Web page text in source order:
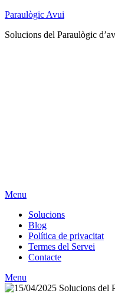
Paraulògic Avui
Solucions del Paraulògic
Menu
Solucions
Blog
Política de privacitat
Termes del Servei
Contacte
Menu